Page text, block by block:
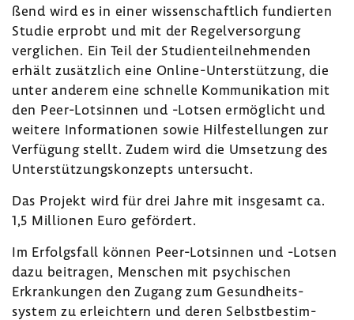
ßend wird es in einer wissen­schaft­lich fundierten
Studie erprobt und mit der Regel­ver­sor­gung
vergli­chen. Ein Teil der Studi­en­teil­neh­menden
erhält zusätz­lich eine Online-​Unterstützung, die
unter anderem eine schnelle Kommu­ni­ka­tion mit
den Peer-​Lotsinnen und -Lotsen ermög­licht und
weitere Infor­ma­tionen sowie Hilfe­stel­lungen zur
Verfü­gung stellt. Zudem wird die Umset­zung des
Unter­stüt­zungs­kon­zepts unter­sucht.
Das Projekt wird für drei Jahre mit insge­samt ca.
1,5 Millionen Euro geför­dert.
Im Erfolgs­fall können Peer-​Lotsinnen und -Lotsen
dazu beitragen, Menschen mit psychi­schen
Erkran­kungen den Zugang zum Gesund­heits­
system zu erleich­tern und deren Selbst­be­stim­